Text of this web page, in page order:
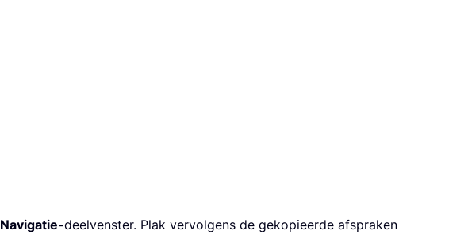
Navigatie-deelvenster. Plak vervolgens de gekopieerde afspraken